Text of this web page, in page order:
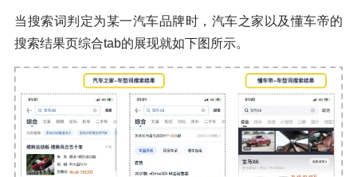
当搜索词判定为某一汽车品牌时，汽车之家以及懂车帝的
搜索结果页综合tab的展现就如下图所示。